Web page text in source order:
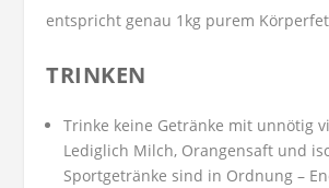
entspricht genau 1kg purem
TRINKEN
Trinke keine Getränke mit unnötig
Lediglich Milch, Orangensaft und
Sportgetränke sind in Ordnung –